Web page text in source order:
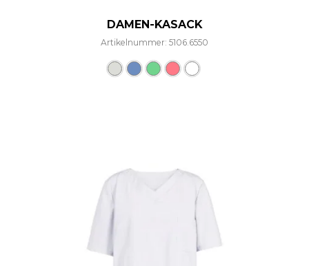
DAMEN-KASACK
Artikelnummer: 5106.6550